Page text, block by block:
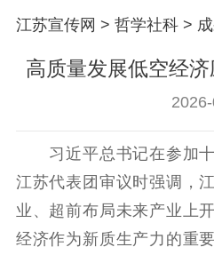
首
江苏
公示
江苏宣传网 > 哲学社科>
高质量发展低空经
习近平总书记在参加十
江苏代表团审议时强调，
业、超前布局未来产业上
经济作为新质生产力的重